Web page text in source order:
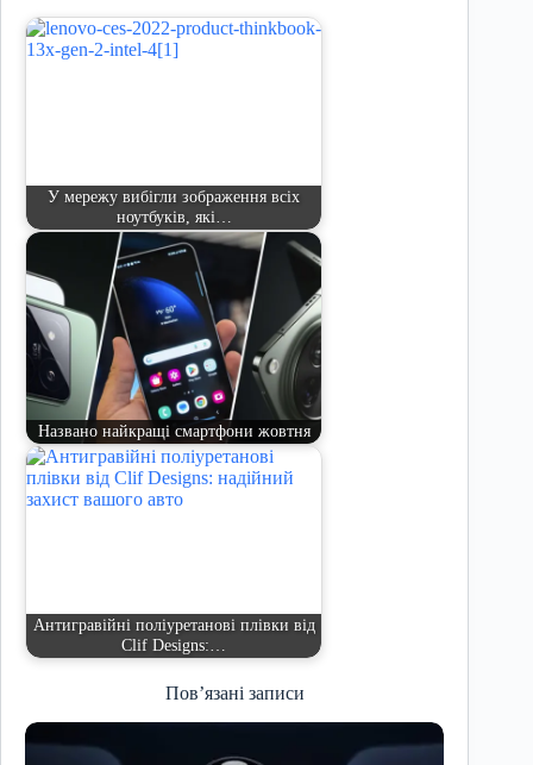
У мережу вибігли зображення всіх
ноутбуків, які…
Названо найкращі смартфони жовтня
Антигравійні поліуретанові плівки від
Clif Designs:…
Пов’язані записи